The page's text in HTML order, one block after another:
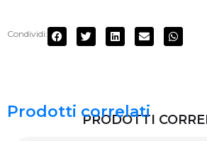
Condividi:
PRODOTTI
Prodotti correlati